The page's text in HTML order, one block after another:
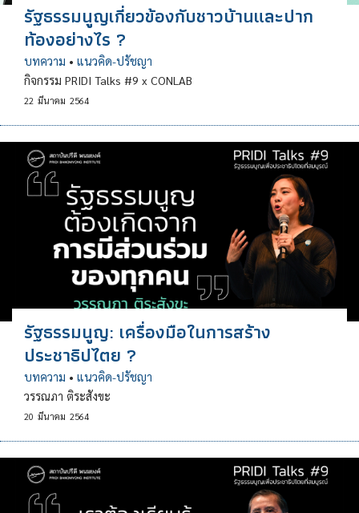
รัฐธรรมนูญเกี่ยวข้องกับชาวบ้านและปาก
ท้องอย่างไร ?
บทความ • แนวคิด-ปรัชญา
กิจกรรม PRIDI Talks #9 x CONLAB
22 มีนาคม 2564
รัฐธรรมนูญ: เครื่องมือในการสร้าง
ประชาธิปไตย ?
บทความ • แนวคิด-ปรัชญา
วรรณภา ติระสังขะ
20 มีนาคม 2564